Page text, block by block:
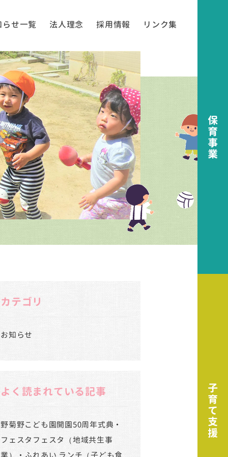
らせ一覧 法人理念 採用情報 リンク集
カテゴリ
お知らせ
よく読まれている記事
野菊野こども園開園50周年式典・
フェスタフェスタ（地域共生事